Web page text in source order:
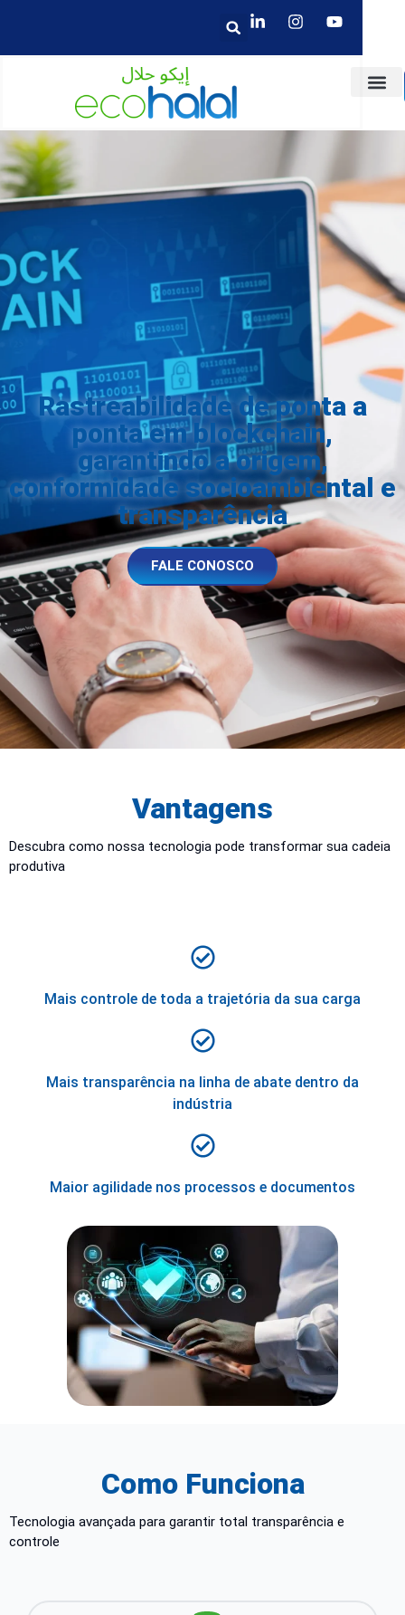
Rastreabilidade de ponta a
ponta em blockchain,
garantindo a origem,
conformidade socioambiental e
transparência
FALE CONOSCO
Vantagens
Descubra como nossa tecnologia pode transformar sua cadeia
produtiva
Mais controle de toda a trajetória da sua carga
Mais transparência na linha de abate dentro da
indústria
Maior agilidade nos processos e documentos
Como Funciona
Tecnologia avançada para garantir total transparência e
controle